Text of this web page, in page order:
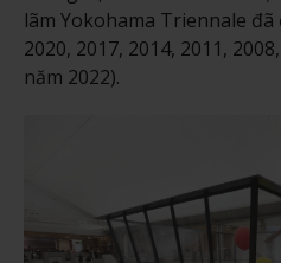
lãm Yokohama Triennale
2020, 2017, 2014, 2011,
năm 2022).